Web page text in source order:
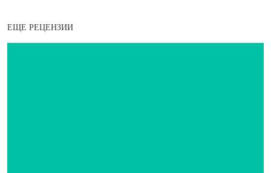
ЕЩЕ РЕЦЕНЗИИ